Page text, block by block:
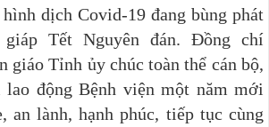
dịch Covid-19 đang bùng phát
Tết Nguyên đán. Đồng chí
giáo Tỉnh ủy chúc toàn thể cán bộ,
động Bệnh viện một năm mới
an lành, hạnh phúc, tiếp tục cùng